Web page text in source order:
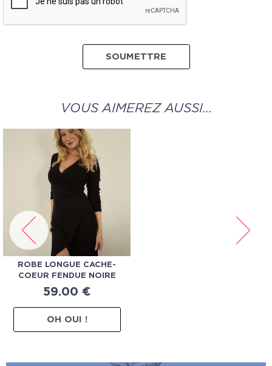
VOUS AIMEREZ AUSSI…
ROBE LONGUE CACHE-
COEUR FENDUE NOIRE
59.00 €
OH OUI !